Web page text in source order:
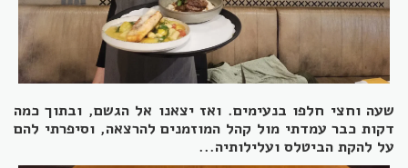
שעה וחצי חלפו בנעימים. ואז יצאנו אל הגשם, ובתוך כמה
דקות כבר עמדתי מול קהל המוזמנים להרצאה, וסיפרתי להם
על להקת הביטלס ועלילותיה...